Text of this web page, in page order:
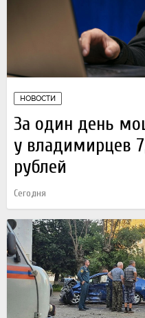
НОВОСТИ
За один день
у владимирцев
рублей
Сегодня